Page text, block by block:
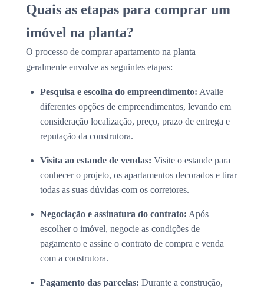
Quais as etapas para comprar um
imóvel na planta?
O processo de comprar apartamento na planta
geralmente envolve as seguintes etapas:
Pesquisa e escolha do empreendimento: Avalie
diferentes opções de empreendimentos, levando em
consideração localização, preço, prazo de entrega e
reputação da construtora.
Visita ao estande de vendas: Visite o estande para
conhecer o projeto, os apartamentos decorados e tirar
todas as suas dúvidas com os corretores.
Negociação e assinatura do contrato: Após
escolher o imóvel, negocie as condições de
pagamento e assine o contrato de compra e venda
com a construtora.
Pagamento das parcelas: Durante a construção,